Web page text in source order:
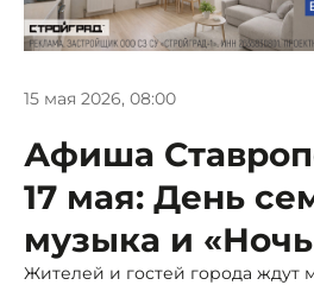
15 мая 2026, 08:00
Афиша
17 мая: День
музыка и
Жителей и гостей города ждут